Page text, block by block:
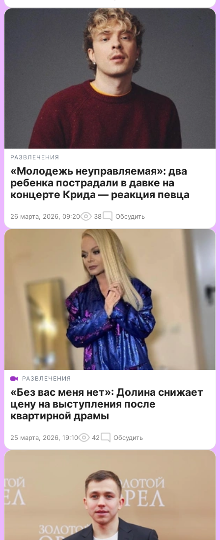
РАЗВЛЕЧЕНИЯ
«Молодежь неуправляемая»: два
ребенка пострадали в давке на
концерте Крида — реакция певца
26 марта, 2026, 09:20 38 Обсудить
РАЗВЛЕЧЕНИЯ
«Без вас меня нет»: Долина снижает
цену на выступления после
квартирной драмы
25 марта, 2026, 19:10 42 Обсудить